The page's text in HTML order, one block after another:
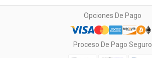
Opciones De Pago
Proceso De Pago Seguro